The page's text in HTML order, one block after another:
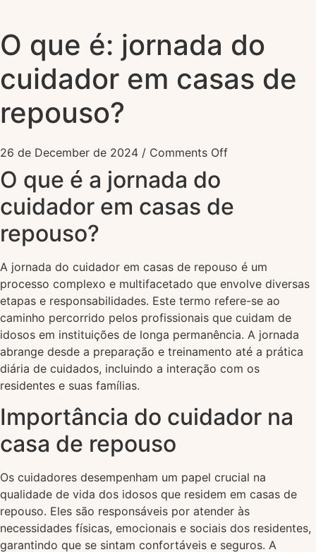
O que é: jornada do
cuidador em casas de
repouso?
26 de December de 2024 / Comments Off
O que é a jornada do
cuidador em casas de
repouso?
A jornada do cuidador em casas de repouso é um
processo complexo e multifacetado que envolve diversas
etapas e responsabilidades. Este termo refere-se ao
caminho percorrido pelos profissionais que cuidam de
idosos em instituições de longa permanência. A jornada
abrange desde a preparação e treinamento até a prática
diária de cuidados, incluindo a interação com os
residentes e suas famílias.
Importância do cuidador na
casa de repouso
Os cuidadores desempenham um papel crucial na
qualidade de vida dos idosos que residem em casas de
repouso. Eles são responsáveis por atender às
necessidades físicas, emocionais e sociais dos residentes,
garantindo que se sintam confortáveis e seguros. A